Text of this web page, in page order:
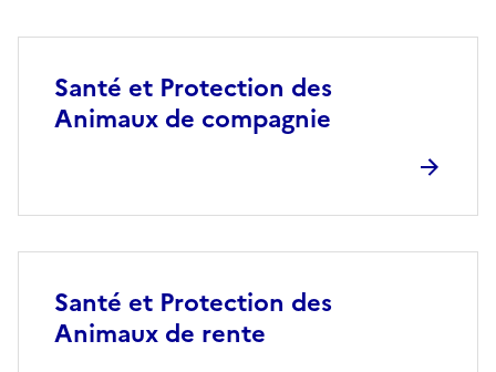
Santé et Protection des
Animaux de compagnie
Santé et Protection des
Animaux de rente